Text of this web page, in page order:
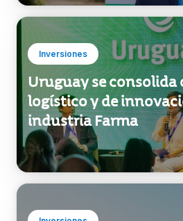
“El crecimiento de la
logística en el sector
Uruguay es increíble”
Inversiones
Uruguay se consolida
industria Farma